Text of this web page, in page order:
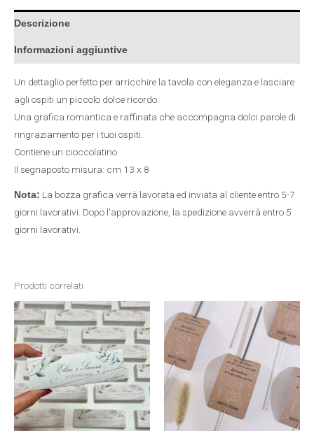
Descrizione
Informazioni aggiuntive
Un dettaglio perfetto per arricchire la tavola con eleganza e lasciare
agli ospiti un piccolo dolce ricordo.
Una grafica romantica e raffinata che accompagna dolci parole di
ringraziamento per i tuoi ospiti.
Contiene un cioccolatino.
Il segnaposto misura: cm 13 x 8
Nota: La bozza grafica verrà lavorata ed inviata al cliente entro 5-7
giorni lavorativi. Dopo l'approvazione, la spedizione avverrà entro 5
giorni lavorativi.
Prodotti correlati